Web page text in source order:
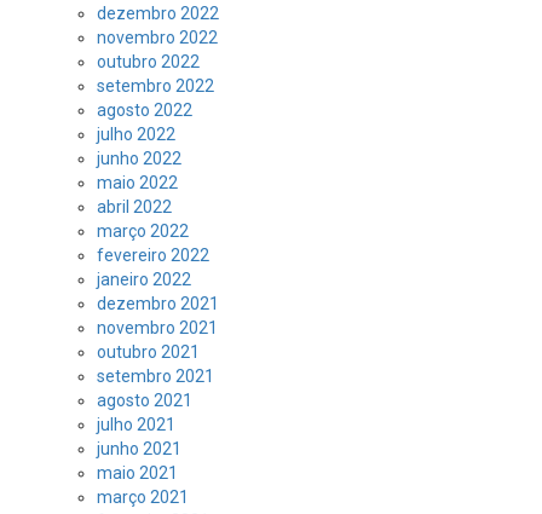
dezembro 2022
novembro 2022
outubro 2022
setembro 2022
agosto 2022
julho 2022
junho 2022
maio 2022
abril 2022
março 2022
fevereiro 2022
janeiro 2022
dezembro 2021
novembro 2021
outubro 2021
setembro 2021
agosto 2021
julho 2021
junho 2021
maio 2021
março 2021